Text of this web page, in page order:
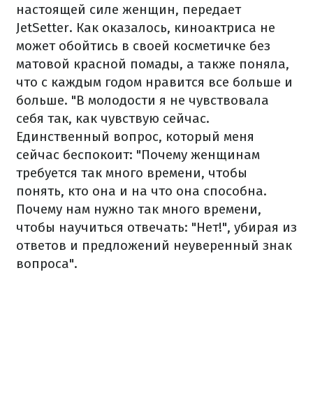
настоящей силе женщин, передает
JetSetter. Как оказалось, киноактриса не
может обойтись в своей косметичке без
матовой красной помады, а также поняла,
что с каждым годом нравится все больше и
больше. "В молодости я не чувствовала
себя так, как чувствую сейчас.
Единственный вопрос, который меня
сейчас беспокоит: "Почему женщинам
требуется так много времени, чтобы
понять, кто она и на что она способна.
Почему нам нужно так много времени,
чтобы научиться отвечать: "Нет!", убирая из
ответов и предложений неуверенный знак
вопроса".